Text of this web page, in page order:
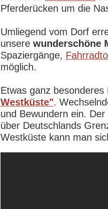
Pferderücken um die
Umliegend vom Dorf
unsere wunderschöne
Spaziergänge,
möglich.
Etwas ganz
Westküste".
und Bewundern ein.
über Deutschlands
Westküste kann man